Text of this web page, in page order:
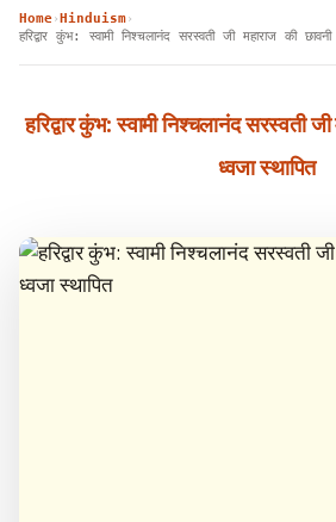
Home› Hinduism›
हरिद्वार कुंभ: स्वामी निश्चलानंद सरस्वती जी महाराज की
हरिद्वार कुंभ: स्वामी निश्चलानंद सरस्वती
ध्वजा स्थापित